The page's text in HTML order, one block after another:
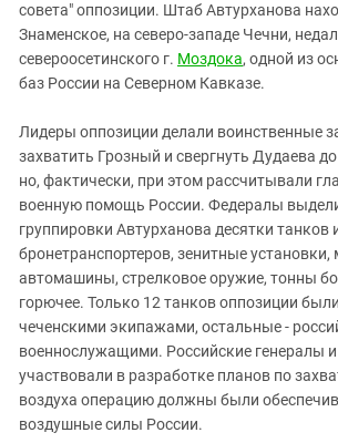
совета" оппозиции. Штаб Автурханова
Знаменское, на северо-западе Чечни,
североосетинского г. Моздока, одной из
баз России на Северном Кавказе.
Лидеры оппозиции делали воинственные
захватить Грозный и свергнуть Дудаева
но, фактически, при этом рассчитывали
военную помощь России. Федералы
группировки Автурханова десятки танков
бронетранспортеров, зенитные
автомашины, стрелковое оружие, тонны
горючее. Только 12 танков оппозиции
чеченскими экипажами, остальные -
военнослужащими. Российские генералы
участвовали в разработке планов по
воздуха операцию должны были
воздушные силы России.